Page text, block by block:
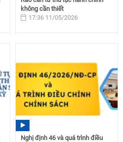
không cần thiết
17:36 11/05/2026
Nghị định 46 và quá trình điều